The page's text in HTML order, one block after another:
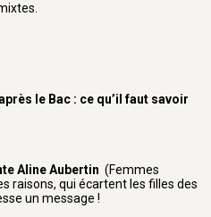
le Bac : ce qu’il faut savoir
Aline Aubertin (Femmes
raisons, qui écartent les filles des
un message !